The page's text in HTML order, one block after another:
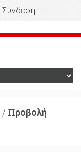
Σύνδεση
/ Προβολή